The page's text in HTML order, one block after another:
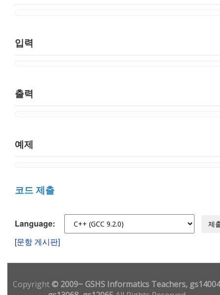
입력
출력
예제
코드 제출
Language: 제
[문항 게시판]
Copyright© 2009~ GSHS Informatics Teachers,